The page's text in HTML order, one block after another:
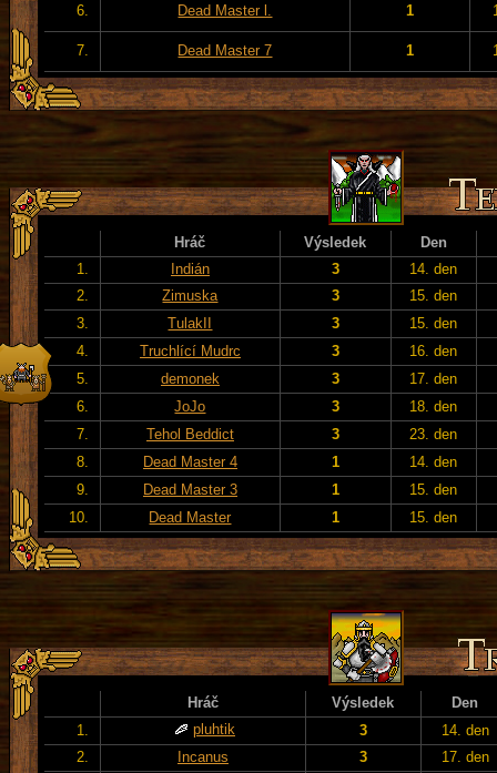
6. Dead Master l. 1
7. Dead Master 7 1
Hráč Výsledek
Den
1.
Indián 3
14. den
2.
Zimuska 3
15. den
3.
TulakII 3
15. den
4.
Truchlící Mudrc 3
16. den
5.
demonek 3
17. den
6.
JoJo 3
18. den
7.
Tehol Beddict 3
23. den
8.
Dead Master 4 1
14. den
9.
Dead Master 3 1
15. den
10.
Dead Master 1 15. den
Hráč Výsledek
Den
1.
pluhtik 3
14. den
2.
Incanus 3
17. den